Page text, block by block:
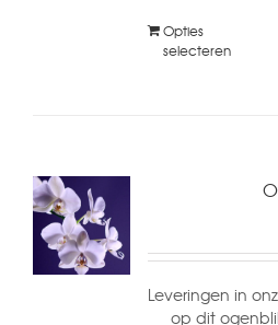
Opties
selecteren
Leveringen in
op dit